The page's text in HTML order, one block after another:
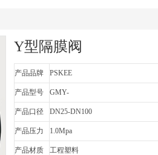
Y型隔膜阀
产品品牌 PSKEE
产品型号 GMY-
产品口径 DN25-DN100
产品压力 1.0Mpa
产品材质 工程塑料